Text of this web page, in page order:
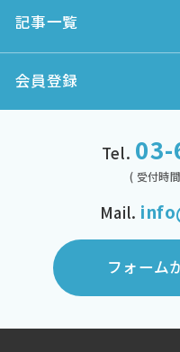
記事一覧
会員登録
Tel.
( 受付時
Mail.
フォーム